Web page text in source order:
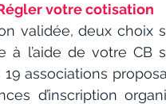
votre cotisation
validée, deux choix
à l’aide de votre
associations
d’inscription